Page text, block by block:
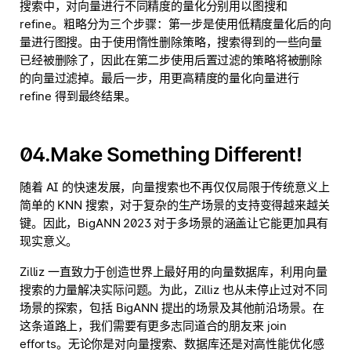
搜索中，对向量进行不同精度的量化分别用以图搜和
refine。粗略分为三个步骤：第一步是使用低精度量化后的向
量进行图搜。由于使用惰性删除策略，搜索得到的一些向量
已经被删除了，因此在第二步使用后置过滤的策略将被删除
的向量过滤掉。最后一步，用更高精度的量化向量进行
refine 得到最终结果。
04.Make Something Different!
随着 AI 的快速发展，向量搜索也不再仅仅局限于传统意义上
简单的 KNN 搜索，对于复杂的生产场景的支持变得越来越关
键。因此，BigANN 2023 对于多场景的涵盖让它能更加具有
现实意义。
Zilliz 一直致力于创造世界上最好用的向量数据库，利用向量
搜索的力量解决实际问题。为此，Zilliz 也从未停止过对不同
场景的探索，包括 BigANN 提出的场景及其他前沿场景。在
这条道路上，我们需要有更多志同道合的朋友来 join
efforts。无论你是对向量搜索、数据库还是对高性能优化感